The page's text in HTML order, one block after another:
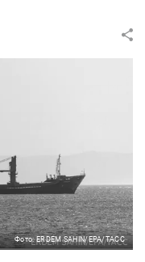
Фото: ERDEM SAHIN/EPA/ТАСС